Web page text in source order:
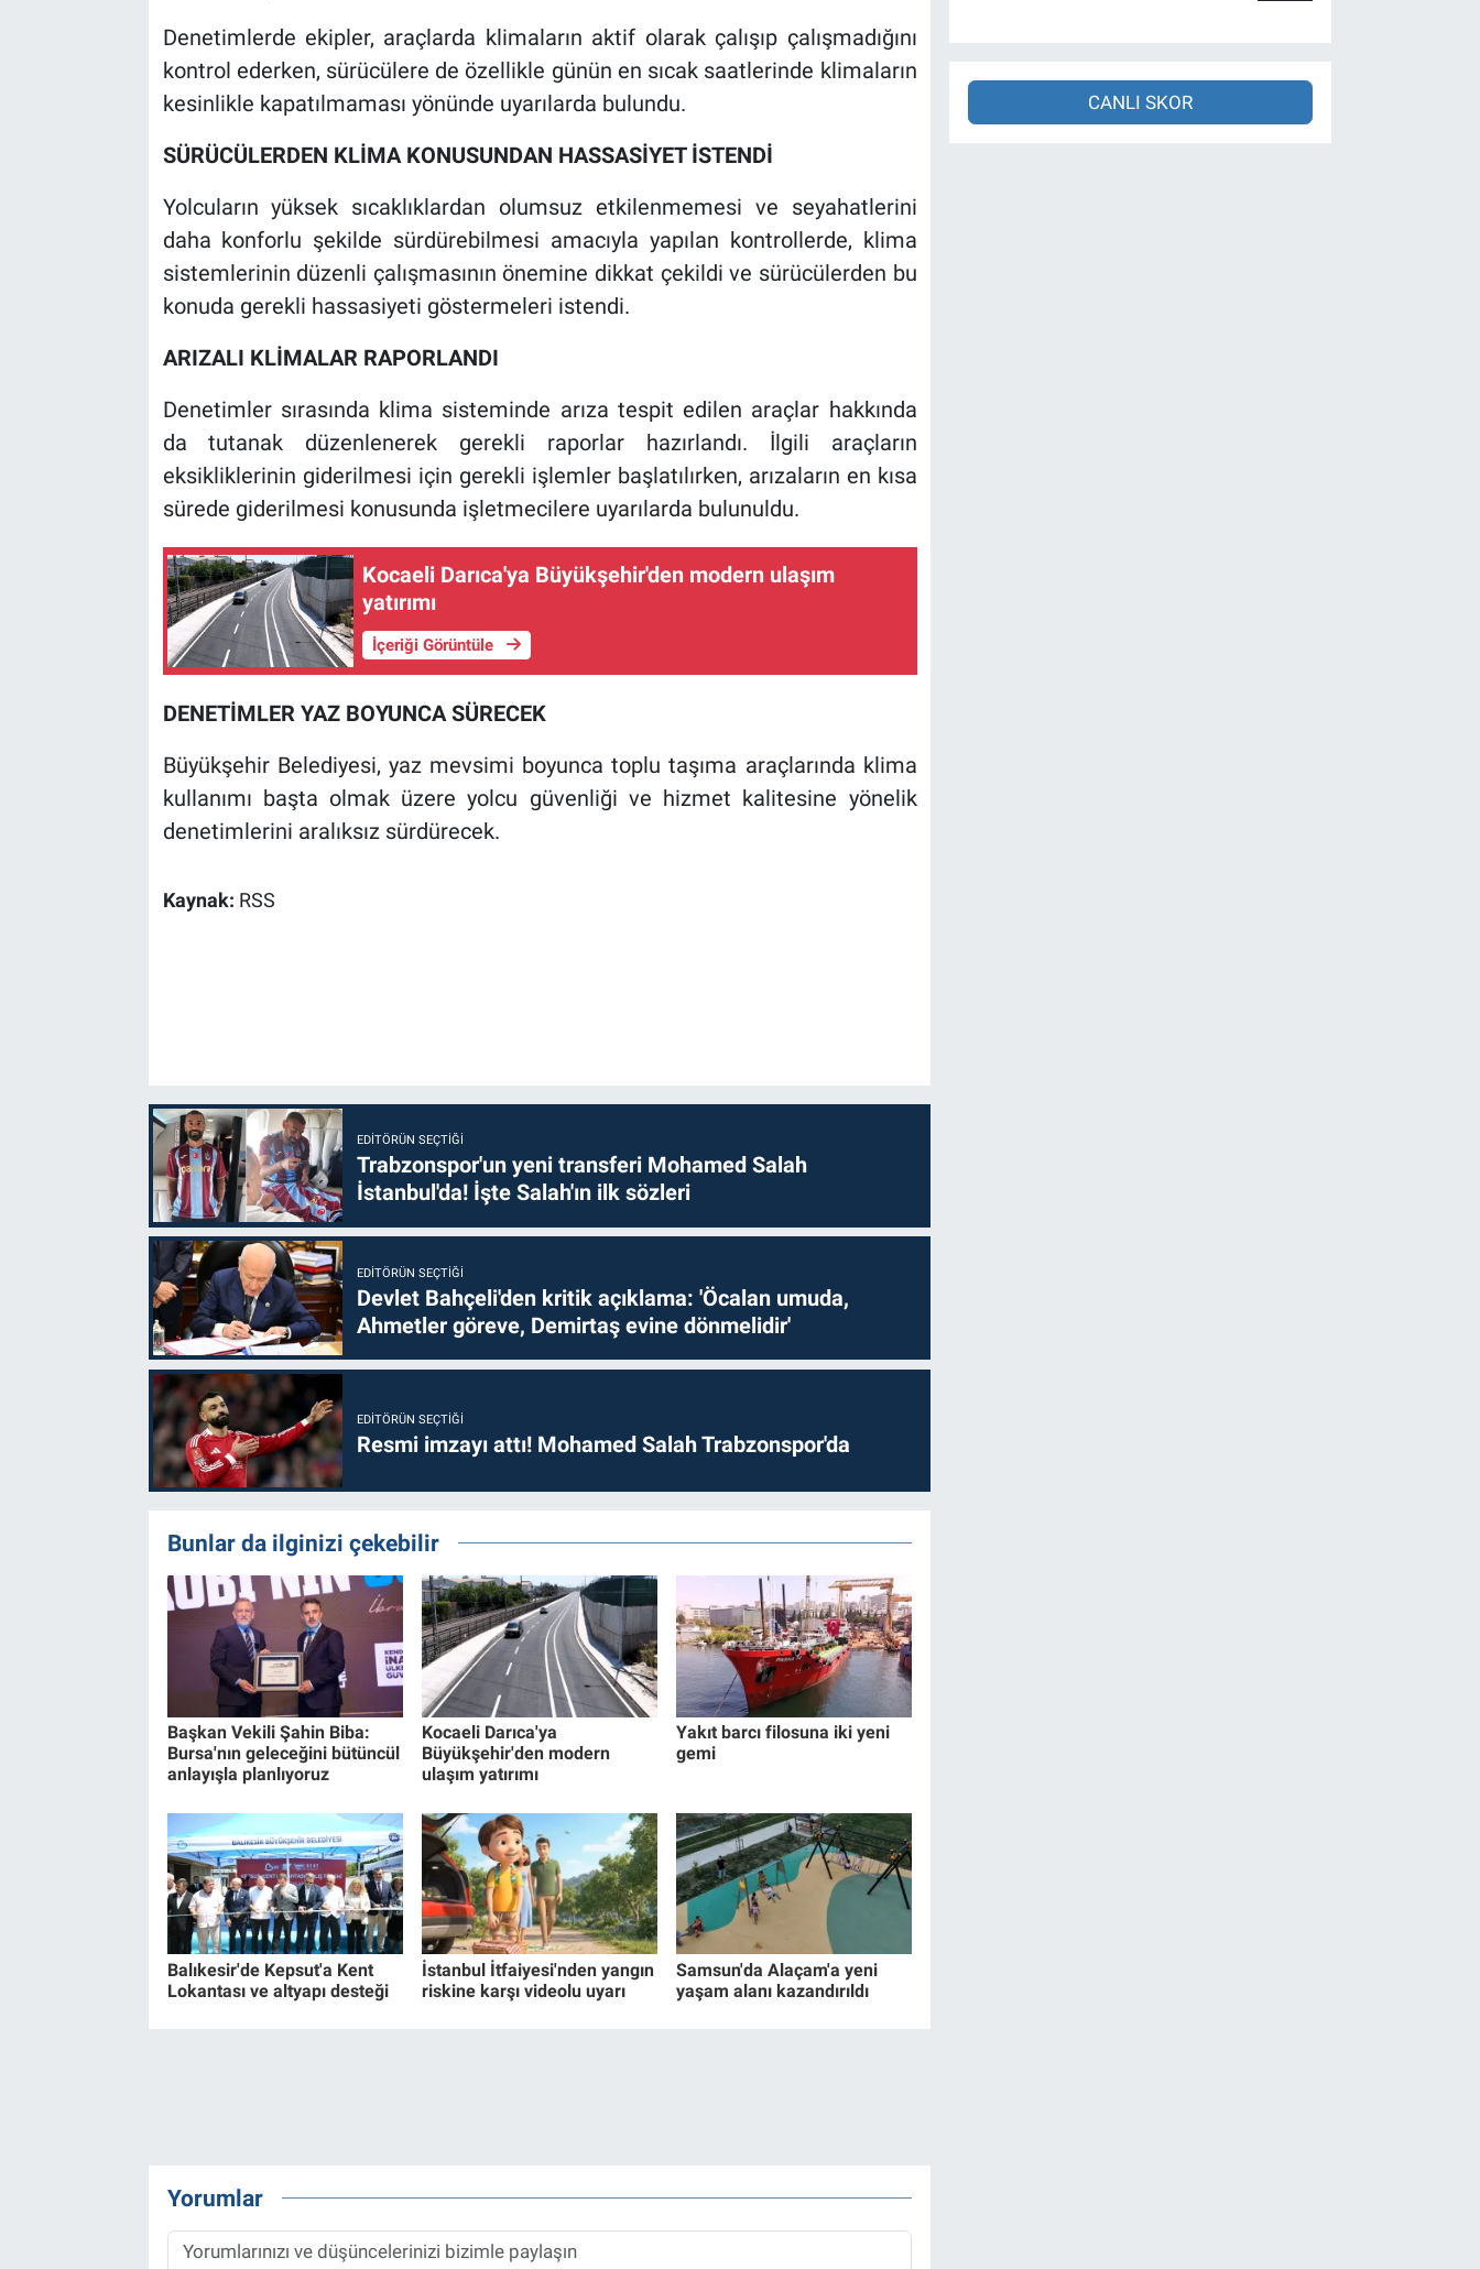
Denetimlerde ekipler, araçlarda klimaların aktif olarak çalışıp çalışmadığını
kontrol ederken, sürücülere de özellikle günün en sıcak saatlerinde klimaların
kesinlikle kapatılmaması yönünde uyarılarda bulundu.
SÜRÜCÜLERDEN KLİMA KONUSUNDAN HASSASİYET İSTENDİ
Yolcuların yüksek sıcaklıklardan olumsuz etkilenmemesi ve seyahatlerini
daha konforlu şekilde sürdürebilmesi amacıyla yapılan kontrollerde, klima
sistemlerinin düzenli çalışmasının önemine dikkat çekildi ve sürücülerden bu
konuda gerekli hassasiyeti göstermeleri istendi.
ARIZALI KLİMALAR RAPORLANDI
Denetimler sırasında klima sisteminde arıza tespit edilen araçlar hakkında
da tutanak düzenlenerek gerekli raporlar hazırlandı. İlgili araçların
eksikliklerinin giderilmesi için gerekli işlemler başlatılırken, arızaların en kısa
sürede giderilmesi konusunda işletmecilere uyarılarda bulunuldu.
Kocaeli Darıca'ya Büyükşehir'den modern ulaşım
yatırımı
İçeriği Görüntüle
DENETİMLER YAZ BOYUNCA SÜRECEK
Büyükşehir Belediyesi, yaz mevsimi boyunca toplu taşıma araçlarında klima
kullanımı başta olmak üzere yolcu güvenliği ve hizmet kalitesine yönelik
denetimlerini aralıksız sürdürecek.
Kaynak: RSS
EDITÖRÜN SEÇTIĞI
Trabzonspor'un yeni transferi Mohamed Salah
İstanbul'da! İşte Salah'ın ilk sözleri
EDITÖRÜN SEÇTIĞI
Devlet Bahçeli'den kritik açıklama: 'Öcalan umuda,
Ahmetler göreve, Demirtaş evine dönmelidir'
EDITÖRÜN SEÇTIĞI
Resmi imzayı attı! Mohamed Salah Trabzonspor'da
Bunlar da ilginizi çekebilir
Başkan Vekili Şahin Biba:
Bursa'nın geleceğini bütüncül
anlayışla planlıyoruz
Kocaeli Darıca'ya
Büyükşehir'den modern
ulaşım yatırımı
Yakıt barcı filosuna iki yeni
gemi
Balıkesir'de Kepsut'a Kent
Lokantası ve altyapı desteği
İstanbul İtfaiyesi'nden yangın
riskine karşı videolu uyarı
Samsun'da Alaçam'a yeni
yaşam alanı kazandırıldı
Yorumlar
CANLI SKOR